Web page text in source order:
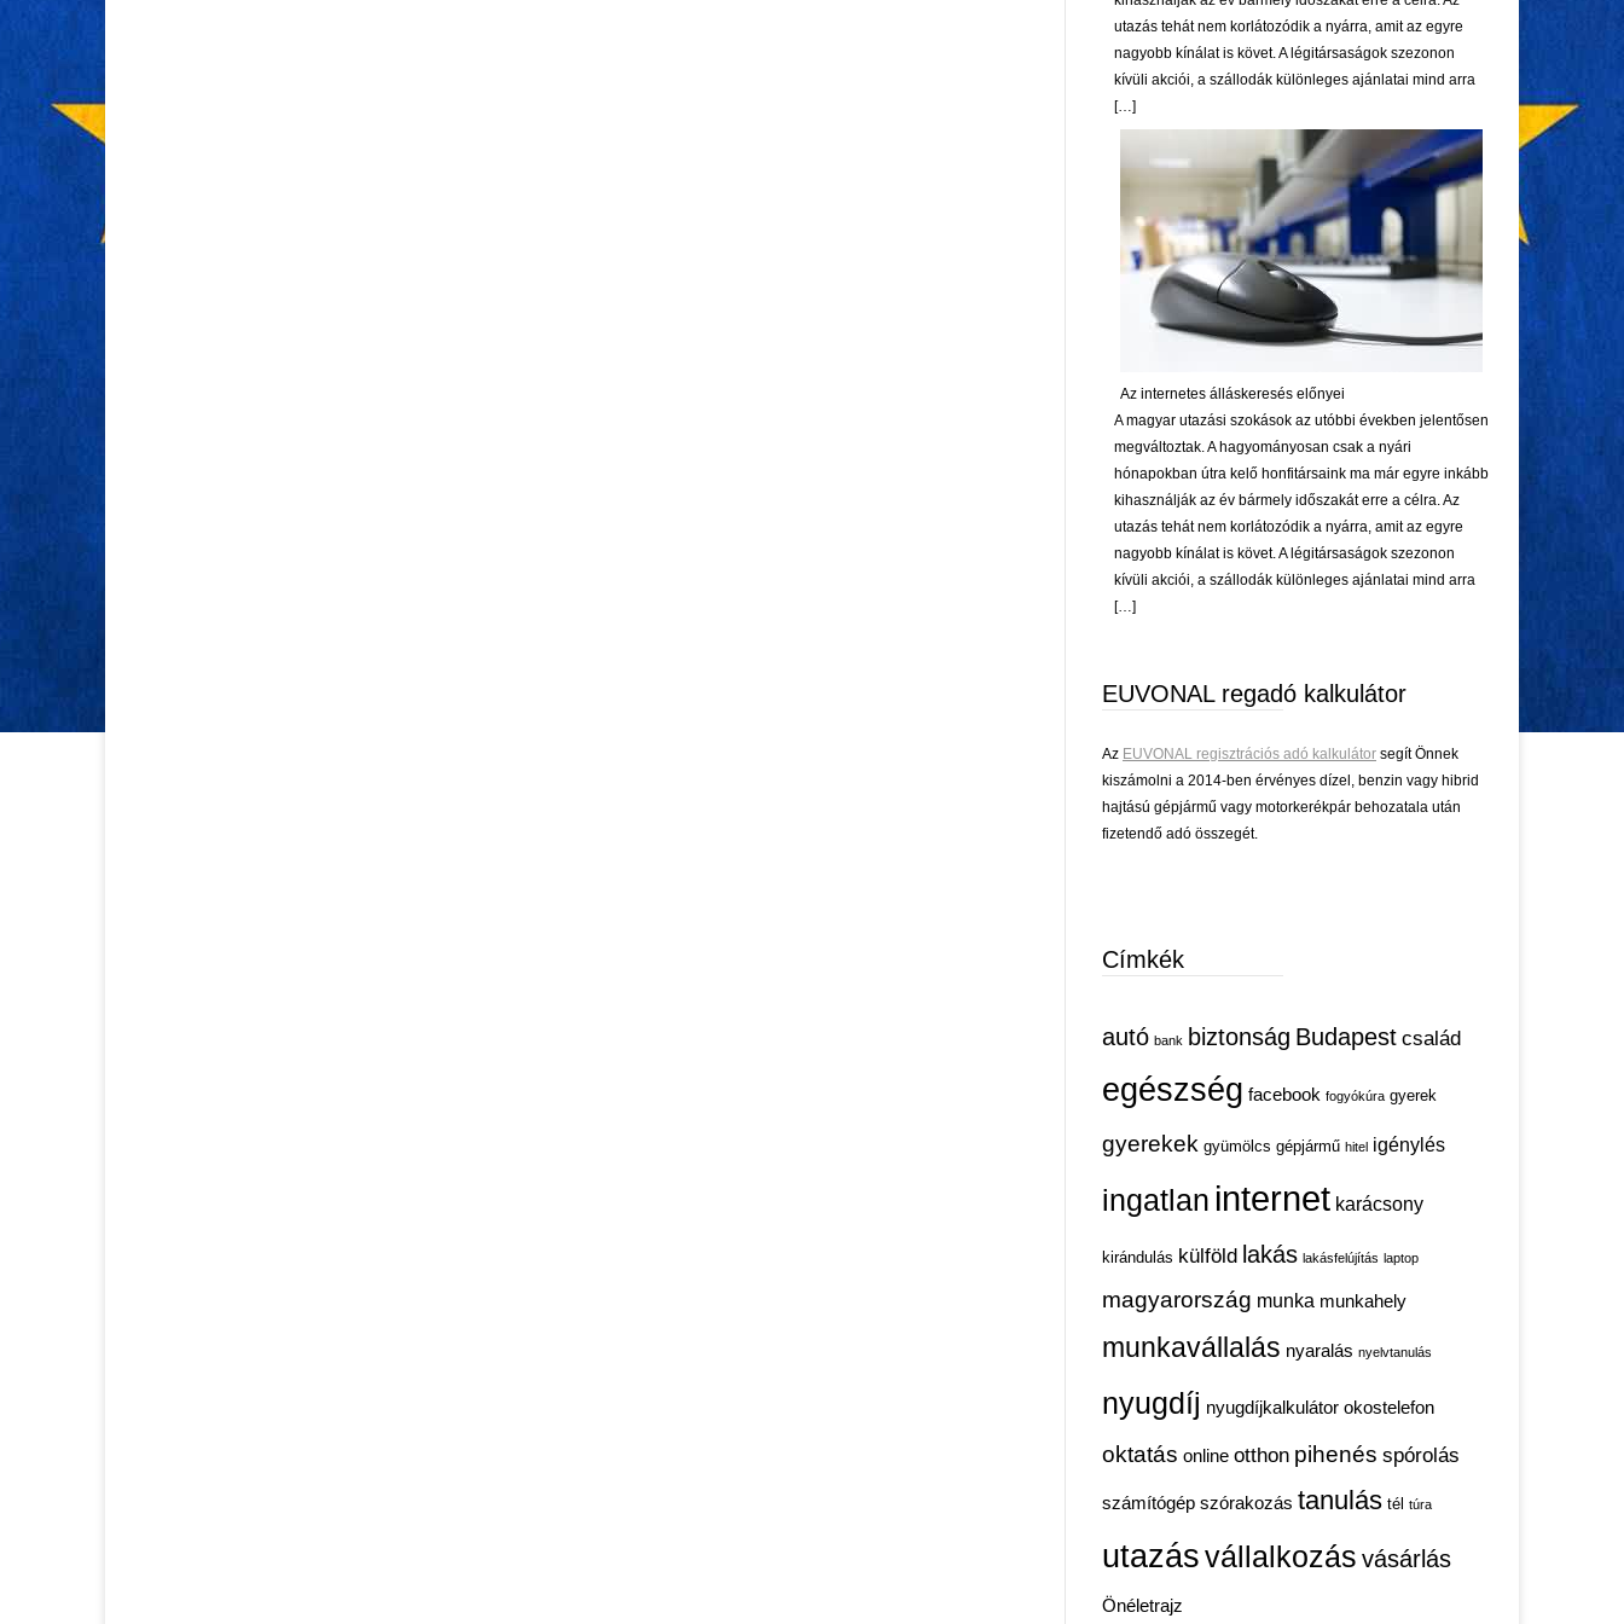
utazás tehát nem korlátozódik a nyárra, amit az egyre
nagyobb kínálat is követ. A légitársaságok szezonon
kívüli akciói, a szállodák különleges ajánlatai mind arra
[…]
Az internetes álláskeresés előnyei
A magyar utazási szokások az utóbbi években jelentősen
megváltoztak. A hagyományosan csak a nyári
hónapokban útra kelő honfitársaink ma már egyre inkább
kihasználják az év bármely időszakát erre a célra. Az
utazás tehát nem korlátozódik a nyárra, amit az egyre
nagyobb kínálat is követ. A légitársaságok szezonon
kívüli akciói, a szállodák különleges ajánlatai mind arra
[…]
EUVONAL regadó kalkulátor
Az EUVONAL regisztrációs adó kalkulátor segít Önnek
kiszámolni a 2014-ben érvényes dízel, benzin vagy hibrid
hajtású gépjármű vagy motorkerékpár behozatala után
fizetendő adó összegét.
Címkék
autó bank biztonság Budapest család
egészség facebook fogyókúra gyerek
gyerekek gyümölcs gépjármű hitel igénylés
ingatlan internet karácsony
kirándulás külföld lakás lakásfelújítás laptop
magyarország munka munkahely
munkavállalás nyaralás nyelvtanulás
nyugdíj nyugdíjkalkulátor okostelefon
oktatás online otthon pihenés spórolás
számítógép szórakozás tanulás tél túra
utazásvállalkozás vásárlás
Önéletrajz